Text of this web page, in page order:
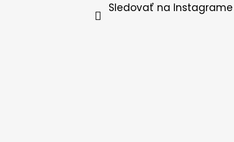
Sledovať na Instagrame